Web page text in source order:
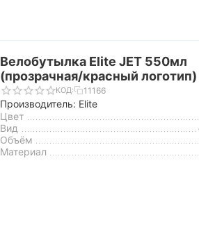
Велобутылка Elite JET 550мл
(прозрачная/красный логотип)
КОД: 11166
Производитель: Elite
Цвет
Вид
Объём
Материал